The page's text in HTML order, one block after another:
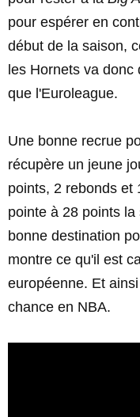
pour espérer en
début de la saison,
les Hornets va
que l'Euroleague.
Une bonne recrue
récupère un jeune
points, 2 rebonds et
pointe à 28 points
bonne destination
montre ce qu'il est
européenne. Et
chance en NBA.